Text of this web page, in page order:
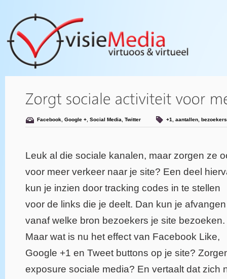
Facebook, Google +, Social Media, Twitter +1, aantallen, bezoekers
Leuk al die sociale kanalen, maar zorgen ze
voor meer verkeer naar je site? Een deel
kun je inzien door tracking codes in te stellen
voor de links die je deelt. Dan kun je afvangen
vanaf welke bron bezoekers je site bezoeken.
Maar wat is nu het effect van Facebook Like,
Google +1 en Tweet buttons op je site?
exposure sociale media? En vertaalt dat zich